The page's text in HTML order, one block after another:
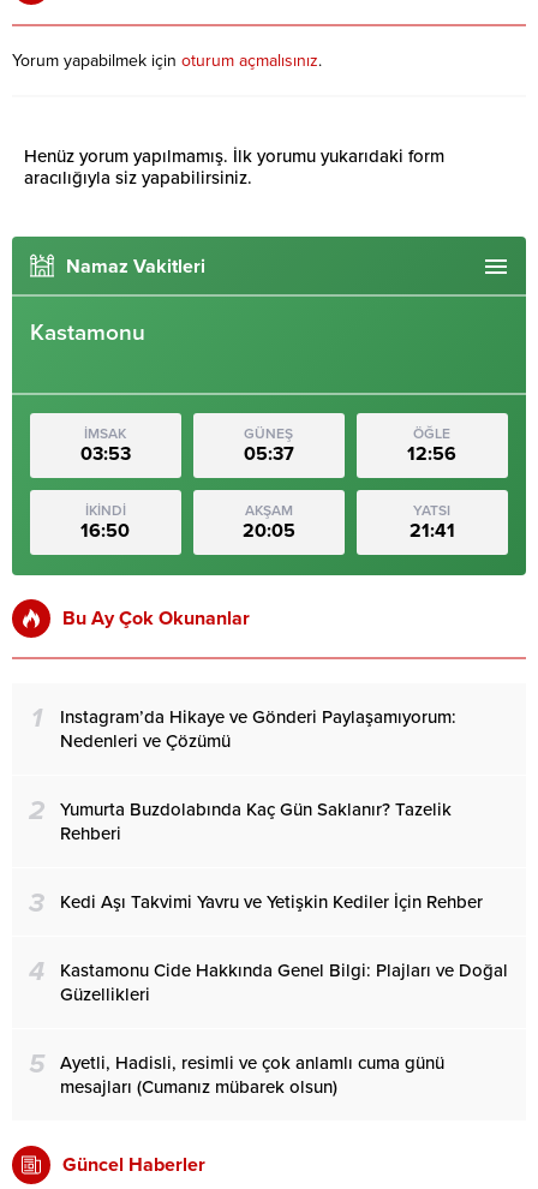
Yorum yapabilmek için oturum açmalısınız.
Henüz yorum yapılmamış. İlk yorumu yukarıdaki form
aracılığıyla siz yapabilirsiniz.
Namaz Vakitleri
Kastamonu
İMSAK
03:53
GÜNEŞ
05:37
ÖĞLE
12:56
İKİNDİ
16:50
AKŞAM
20:05
YATSI
21:41
Bu Ay Çok Okunanlar
1
Instagram’da Hikaye ve Gönderi Paylaşamıyorum:
Nedenleri ve Çözümü
2
Yumurta Buzdolabında Kaç Gün Saklanır? Tazelik
Rehberi
3 Kedi Aşı Takvimi Yavru ve Yetişkin Kediler İçin Rehber
4
Kastamonu Cide Hakkında Genel Bilgi: Plajları ve Doğal
Güzellikleri
5
Ayetli, Hadisli, resimli ve çok anlamlı cuma günü
mesajları (Cumanız mübarek olsun)
Güncel Haberler